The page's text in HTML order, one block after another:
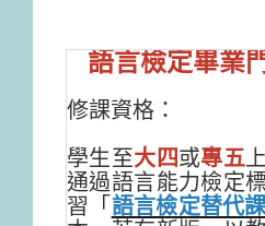
語言檢定畢業
修課資格：
學生至大四或專五
通過語言能力檢定
習「 語言檢定替代